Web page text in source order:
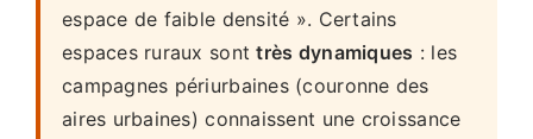
espace de faible densité ». Certains
espaces ruraux sonttrès dynamiques : les
campagnes périurbaines (couronne des
aires urbaines) connaissent une croissance